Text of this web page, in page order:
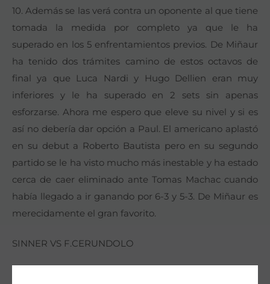
10. Además se las verá contra un oponente al que tiene
tomada la medida por completo ya que le ha
superado en los 5 enfrentamientos previos. De Miñaur
ha tenido dos trámites camino de estos octavos de
final ya que Luca Nardi y Hugo Dellien eran muy
inferiores y le ha superado en 2 sets sin apenas
esforzarse. Ahora me espero que eleve su nivel y si es
así no debería dar opción a Paul. El americano aplastó
en su debut a Roberto Bautista pero en su segundo
partido se le ha visto mucho más inestable y ha estado
cerca de caer eliminado ante Tomas Machac cuando
había llegado a ir ganando por 6-3 y 5-3. De Miñaur es
merecidamente el gran favorito.
SINNER VS F.CERUNDOLO